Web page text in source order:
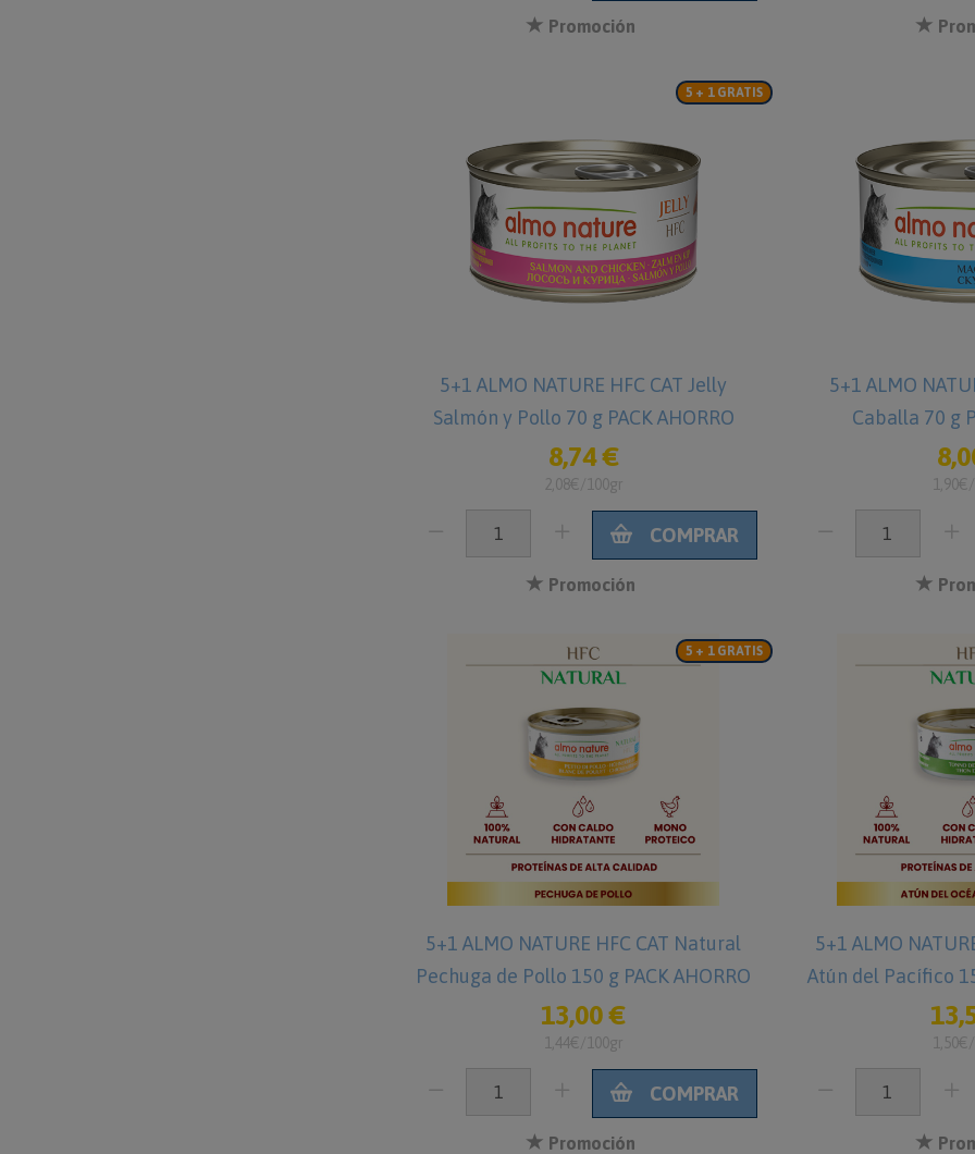
Promoción
5 + 1 GRATIS
5+1 ALMO NATURE HFC CAT Jelly
Salmón y Pollo 70 g PACK AHORRO
8,74 €
2,08€/100gr
COMPRAR
Promoción
5+1 ALMO
Caballa 70 g
5 + 1 GRATIS
5+1 ALMO NATURE HFC CAT Natural
Pechuga de Pollo 150 g PACK AHORRO
13,00 €
1,44€/100gr
COMPRAR
Promoción
5+1 ALMO
Atún del Pacífico